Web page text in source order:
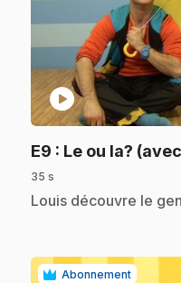
play_circle
E9 : Le ou la?
35 s
.Louis découvre le
Abonnement